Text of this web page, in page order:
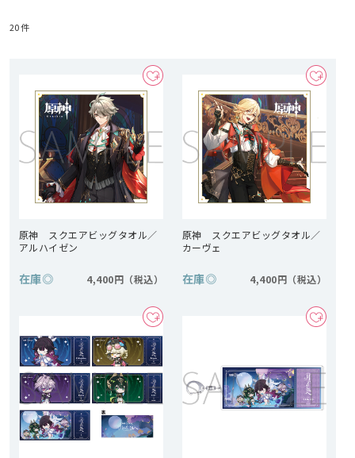
20件
原神 スクエアビッグタオル／
アルハイゼン
在庫◎ 4,400円
原神 スクエアビッグタオル／
カーヴェ
在庫◎ 4,400円